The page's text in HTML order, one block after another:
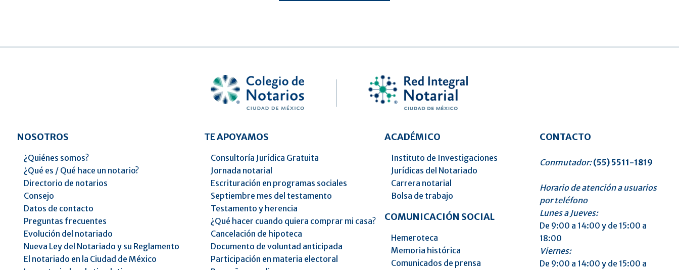
NOSOTROS
¿Quiénes somos?
¿Qué es / Qué hace un notario?
Directorio de notarios
Consejo
Datos de contacto
Preguntas frecuentes
Evolución del notariado
Nueva Ley del Notariado y su Reglamento
El notariado en la Ciudad de México
TE APOYAMOS
Consultoría Jurídica Gratuita
Jornada notarial
Escrituración en programas sociales
Septiembre mes del testamento
Testamento y herencia
¿Qué hacer cuando quiera comprar mi casa?
Cancelación de hipoteca
Documento de voluntad anticipada
Participación en materia electoral
ACADÉMICO
Instituto de Investigaciones
Jurídicas del Notariado
Carrera notarial
Bolsa de trabajo
COMUNICACIÓN SOCIAL
Hemeroteca
Memoria histórica
Comunicados de prensa
CONTACTO
Conmutador: (55) 5511-1819
Horario de atención a usuarios
por teléfono
Lunes a Jueves:
De 9:00 a 14:00 y de 15:00 a
18:00
Viernes:
De 9:00 a 14:00 y de 15:00 a